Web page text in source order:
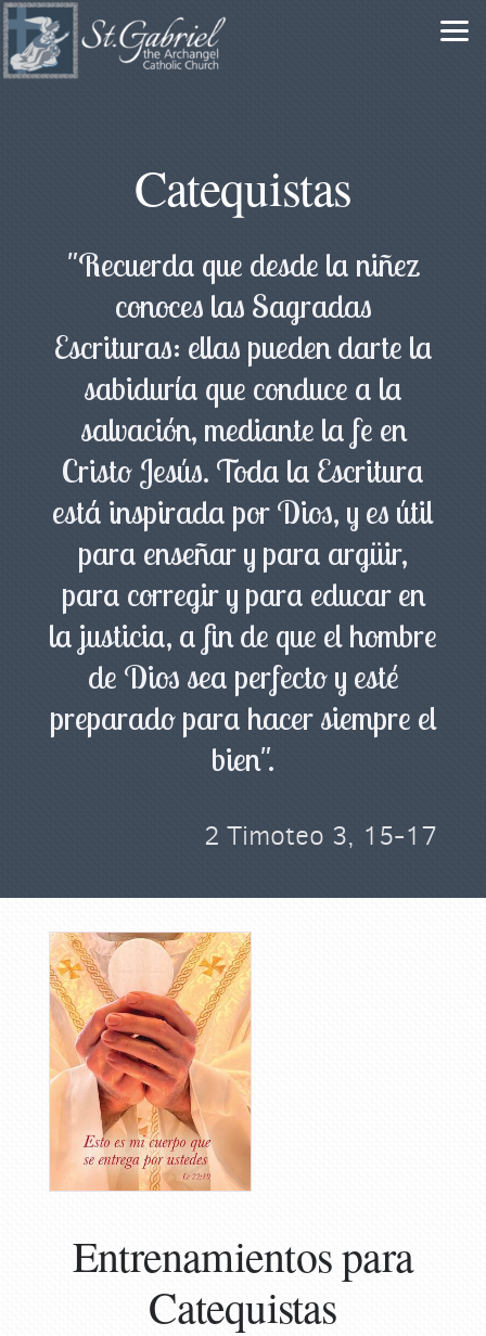
Skip to main content
Catequistas
"Recuerda que desde la niñez
conoces las Sagradas
Escrituras: ellas pueden darte la
sabiduría que conduce a la
salvación, mediante la fe en
Cristo Jesús. Toda la Escritura
está inspirada por Dios, y es útil
para enseñar y para argüir,
para corregir y para educar en
la justicia, a fin de que el hombre
de Dios sea perfecto y esté
preparado para hacer siempre el
bien".
2 Timoteo 3, 15-17
Entrenamientos para
Catequistas